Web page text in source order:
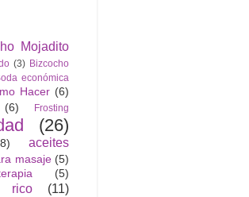
Mojadito
(3) Bizcocho
económica
Hacer (6)
(6)
Frosting
(26)
aceites
masaje (5)
(5)
rico (11)